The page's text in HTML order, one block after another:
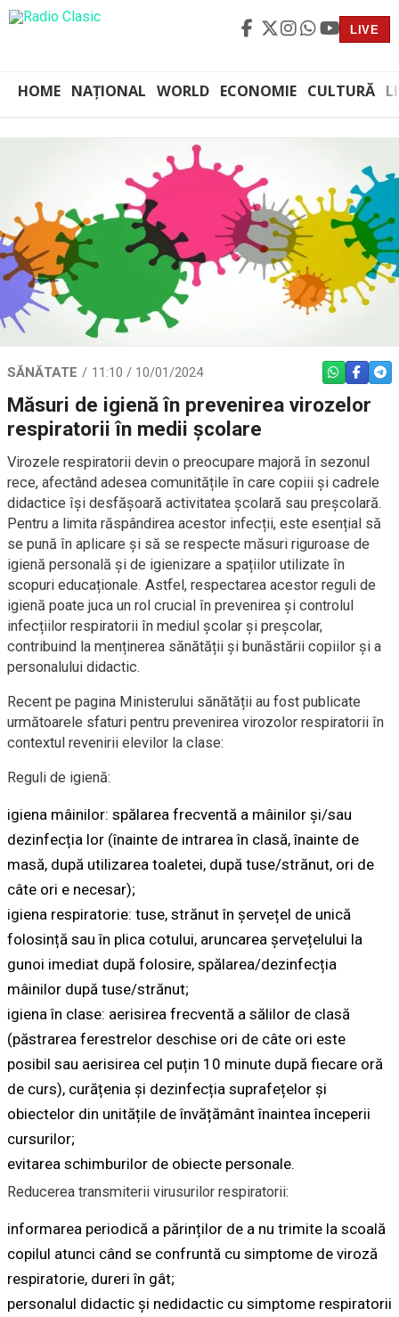
LIVE
HOME NAȚIONAL WORLD ECONOMIE CULTURĂ
SĂNĂTATE 11:10 / 10/01/2024 WHATSAPP
Măsuri de igienă în prevenirea virozelor
respiratorii în medii școlare
Virozele respiratorii devin o preocupare majoră în sezonul
rece, afectând adesea comunitățile în care copiii și cadrele
didactice își desfășoară activitatea școlară sau preșcolară.
Pentru a limita răspândirea acestor infecții, este esențial să
se pună în aplicare și să se respecte măsuri riguroase de
igienă personală și de igienizare a spațiilor utilizate în
scopuri educaționale. Astfel, respectarea acestor reguli de
igienă poate juca un rol crucial în prevenirea și controlul
infecțiilor respiratorii în mediul școlar și preșcolar,
contribuind la menținerea sănătății și bunăstării copiilor și a
personalului didactic.
Recent pe pagina Ministerului sănătății au fost publicate
următoarele sfaturi pentru prevenirea virozolor respiratorii în
contextul revenirii elevilor la clase:
Reguli de igienă:
igiena mâinilor: spălarea frecventă a mâinilor și/sau
dezinfecția lor (înainte de intrarea în clasă, înainte de
masă, după utilizarea toaletei, după tuse/strănut, ori de
câte ori e necesar);
igiena respiratorie: tuse, strănut în șervețel de unică
folosință sau în plica cotului, aruncarea șervețelului la
gunoi imediat după folosire, spălarea/dezinfecția
mâinilor după tuse/strănut;
igiena în clase: aerisirea frecventă a sălilor de clasă
(păstrarea ferestrelor deschise ori de câte ori este
posibil sau aerisirea cel puțin 10 minute după fiecare oră
de curs), curățenia și dezinfecția suprafețelor și
obiectelor din unitățile de învățământ înaintea începerii
cursurilor;
evitarea schimburilor de obiecte personale.
Reducerea transmiterii virusurilor respiratorii:
informarea periodică a părinților de a nu trimite la scoală
copilul atunci când se confruntă cu simptome de viroză
respiratorie, dureri în gât;
personalul didactic și nedidactic cu simptome respiratorii